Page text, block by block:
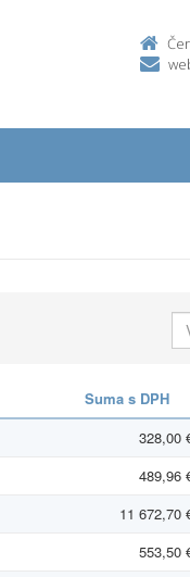
Suma s DPH
328,00
489,96
11 672,70
553,50